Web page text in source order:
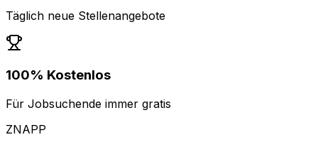
Täglich neue Stellenangebote
100% Kostenlos
Für Jobsuchende immer gratis
ZNAPP